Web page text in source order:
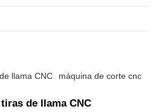
llama CNC máquina de corte cnc
de llama CNC